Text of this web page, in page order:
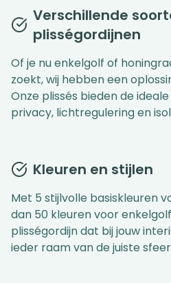
Verschillende
plisségordijnen
Of je nu enkelgolf of
zoekt, wij hebben een
Onze plissés bieden de
privacy, lichtregulering en
Kleuren en stijlen
Met 5 stijlvolle basiskleuren
dan 50 kleuren voor
plisségordijn dat bij jouw
ieder raam van de juiste